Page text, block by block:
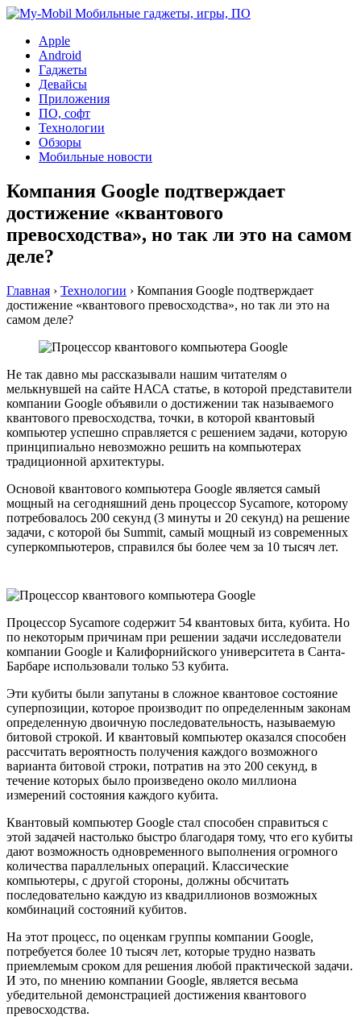
Apple
Android
Гаджеты
Девайсы
Приложения
ПО, софт
Технологии
Обзоры
Мобильные новости
Компания Google подтверждает
достижение «квантового
превосходства», но так ли это на самом
деле?
Главная › Технологии › Компания Google подтверждает
достижение «квантового превосходства», но так ли это на
самом деле?
Не так давно мы рассказывали нашим читателям о
мелькнувшей на сайте НАСА статье, в которой представители
компании Google объявили о достижении так называемого
квантового превосходства, точки, в которой квантовый
компьютер успешно справляется с решением задачи, которую
принципиально невозможно решить на компьютерах
традиционной архитектуры.
Основой квантового компьютера Google является самый
мощный на сегодняшний день процессор Sycamore, которому
потребовалось 200 секунд (3 минуты и 20 секунд) на решение
задачи, с которой бы Summit, самый мощный из современных
суперкомпьютеров, справился бы более чем за 10 тысяч лет.
Процессор Sycamore содержит 54 квантовых бита, кубита. Но
по некоторым причинам при решении задачи исследователи
компании Google и Калифорнийского университета в Санта-
Барбаре использовали только 53 кубита.
Эти кубиты были запутаны в сложное квантовое состояние
суперпозиции, которое производит по определенным законам
определенную двоичную последовательность, называемую
битовой строкой. И квантовый компьютер оказался способен
рассчитать вероятность получения каждого возможного
варианта битовой строки, потратив на это 200 секунд, в
течение которых было произведено около миллиона
измерений состояния каждого кубита.
Квантовый компьютер Google стал способен справиться с
этой задачей настолько быстро благодаря тому, что его кубиты
дают возможность одновременного выполнения огромного
количества параллельных операций. Классические
компьютеры, с другой стороны, должны обсчитать
последовательно каждую из квадриллионов возможных
комбинаций состояний кубитов.
На этот процесс, по оценкам группы компании Google,
потребуется более 10 тысяч лет, которые трудно назвать
приемлемым сроком для решения любой практической задачи.
И это, по мнению компании Google, является весьма
убедительной демонстрацией достижения квантового
превосходства.